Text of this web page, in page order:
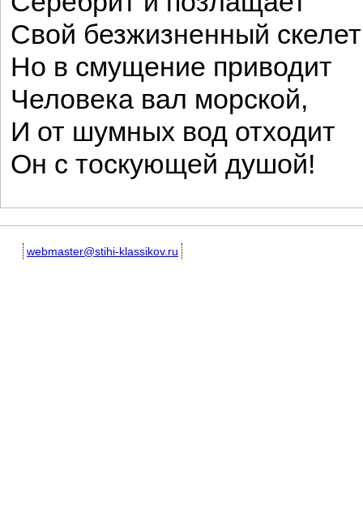
Свой безжизненный
Но в смущение приводит
Человека вал морской,
И от шумных вод отходит
Он с тоскующей душой!
webmaster@stihi-klassikov.ru